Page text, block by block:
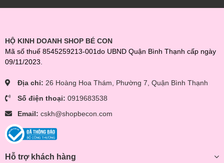
HỘ KINH DOANH SHOP BÉ CON
Mã số thuế 8545259213-001do UBND Quận Bình Thạnh cấp ngày
09/11/2023.
Địa chỉ: 26 Hoàng Hoa Thám, Phường 7, Quận Bình Thạnh
Số điện thoại: 0919683538
Email: cskh@shopbecon.com
Hỗ trợ khách hàng